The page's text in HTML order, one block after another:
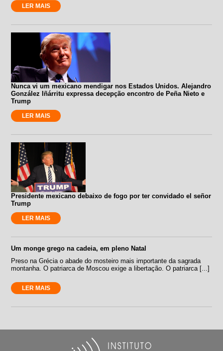
LER MAIS
Nunca vi um mexicano mendigar nos Estados Unidos. Alejandro
González Iñárritu expressa decepção encontro de Peña Nieto e
Trump
LER MAIS
Presidente mexicano debaixo de fogo por ter convidado el señor
Trump
LER MAIS
Um monge grego na cadeia, em pleno Natal
Preso na Grécia o abade do mosteiro mais importante da sagrada
montanha. O patriarca de Moscou exige a libertação. O patriarca [...]
LER MAIS